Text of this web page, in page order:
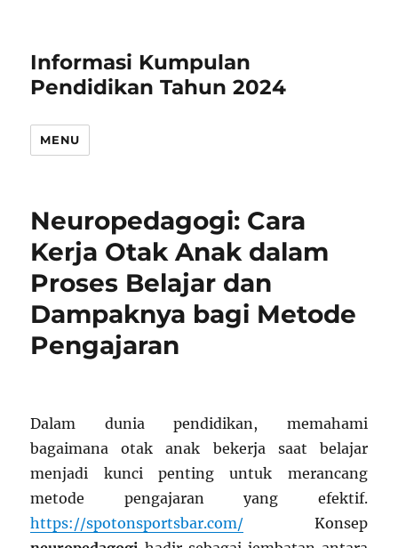
Informasi Kumpulan
Pendidikan Tahun 2024
MENU
Neuropedagogi: Cara
Kerja Otak Anak dalam
Proses Belajar dan
Dampaknya bagi Metode
Pengajaran
Dalam dunia pendidikan, memahami
bagaimana otak anak bekerja saat belajar
menjadi kunci penting untuk merancang
metode pengajaran yang efektif.
https://spotonsportsbar.com/ Konsep